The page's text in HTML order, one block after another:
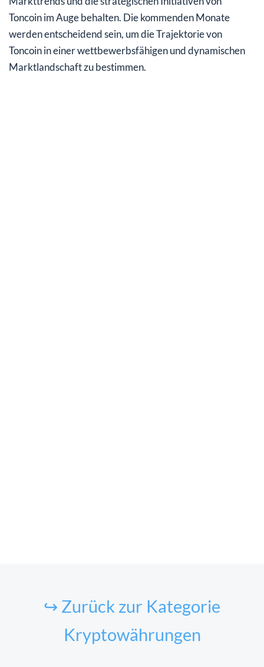
Toncoin im Auge behalten. Die kommenden Monate
werden entscheidend sein, um die Trajektorie von
Toncoin in einer wettbewerbsfähigen und dynamischen
Marktlandschaft zu bestimmen.
↪ Zurück zur Kategorie
Kryptowährungen